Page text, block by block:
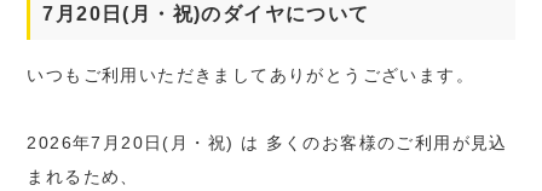
7月20日(月・祝)のダイヤについて
いつもご利用いただきましてありがとうございます。
2026年7月20日(月・祝) は 多くのお客様のご利用が見込
まれるため、